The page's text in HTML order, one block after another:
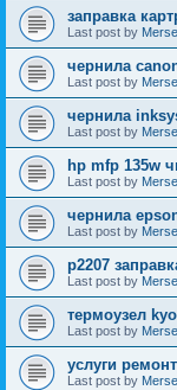
заправка
Last post by
чернила
Last post by
чернила
Last post by
hp mfp 135w
Last post by
чернила
Last post by
p2207
Last post by
термоузел
Last post by
услуги
Last post by